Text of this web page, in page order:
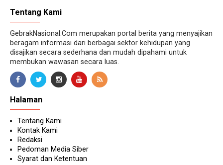
Tentang Kami
GebrakNasional.Com merupakan portal berita yang menyajikan
beragam informasi dari berbagai sektor kehidupan yang
disajikan secara sederhana dan mudah dipahami untuk
membukan wawasan secara luas.
Halaman
Tentang Kami
Kontak Kami
Redaksi
Pedoman Media Siber
Syarat dan Ketentuan